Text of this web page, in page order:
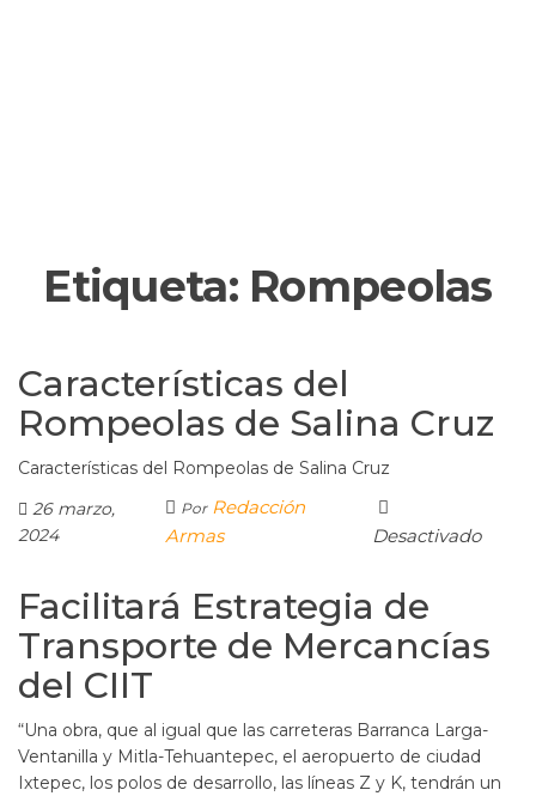
Etiqueta: Rompeolas
Características del
Rompeolas de Salina Cruz
Características del Rompeolas de Salina Cruz
26 marzo,
2024
Por Redacción
Armas
Desactivado
Facilitará Estrategia de
Transporte de Mercancías
del CIIT
“Una obra, que al igual que las carreteras Barranca Larga-
Ventanilla y Mitla-Tehuantepec, el aeropuerto de ciudad
Ixtepec, los polos de desarrollo, las líneas Z y K, tendrán un